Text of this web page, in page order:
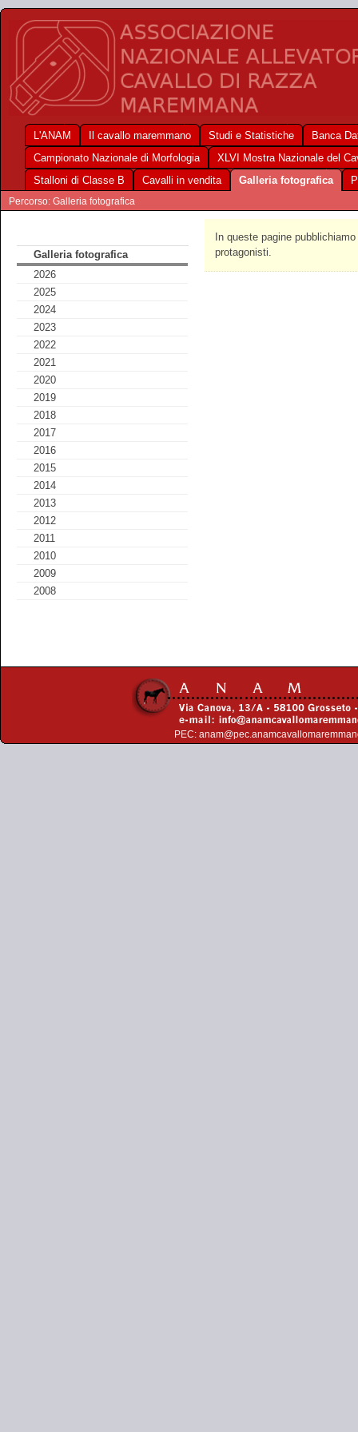
L'ANAM Il cavallo maremmano Studi e Statistiche
Banca
Campionato Nazionale di Morfologia
XLVI Mostra Nazionale del
Stalloni di Classe B
Cavalli in vendita Galleria fotografica
Percorso: Galleria fotografica
Galleria fotografica
2026
2025
2024
2023
2022
2021
2020
2019
2018
2017
2016
2015
2014
2013
2012
2011
2010
2009
2008
In queste pagine
protagonisti.
PEC: